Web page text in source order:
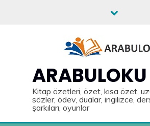
ARABULOKU
Kitap özetleri, özet, kısa özet,
sözler, ödev, dualar, ingilizce,
şarkıları, oyunlar